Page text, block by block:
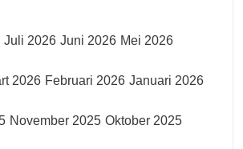
Juli 2026 Juni 2026 Mei 2026
2026 Februari 2026 Januari 2026
November 2025 Oktober 2025